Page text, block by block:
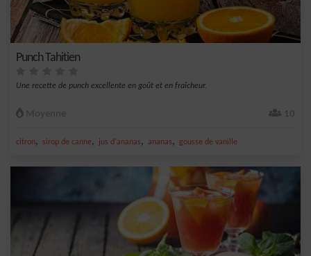
Punch Tahitien
Une recette de punch excellente en goût et en fraîcheur.
Moyenne 10
citron, sirop de canne, jus d'ananas, ananas, gousse de vanille